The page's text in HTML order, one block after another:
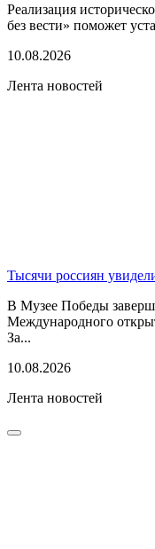
Реализация
без вести» поможет
10.08.2026
Лента новостей
Тысячи россиян
В Музее Победы
Международного
За...
10.08.2026
Лента новостей